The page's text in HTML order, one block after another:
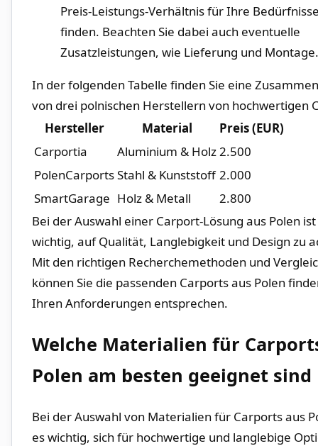
Preis-Leistungs-Verhältnis für Ihre
finden. Beachten Sie dabei auch eventuelle
Zusatzleistungen, wie Lieferung und Montage.
In der folgenden Tabelle finden Sie eine
von drei polnischen Herstellern von hochwertigen
Hersteller
Material
Preis (EUR)
Carportia
Aluminium​ & Holz2.500
PolenCarportsStahl & Kunststoff 2.000
SmartGarage Holz & Metall
2.800
Bei der Auswahl einer Carport-Lösung⁣ aus Polen
wichtig, auf Qualität, Langlebigkeit und Design ​zu
Mit den richtigen Recherchemethoden und
können Sie​ die passenden ‌Carports aus ​Polen
Ihren Anforderungen entsprechen.
Welche ⁢Materialien für
Polen am besten geeignet ⁤sind
Bei der Auswahl von Materialien für Carports ⁣aus
es wichtig, sich für hochwertige und langlebige